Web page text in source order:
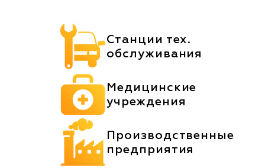
Станции тех.
обслуживания
Медицинские
учреждения
Производственные
предприятия